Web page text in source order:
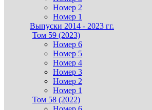
Номер 2
Номер 1
Выпуски 2014 - 2023 гг.
Том 59 (2023)
Номер 6
Номер 5
Номер 4
Номер 3
Номер 2
Номер 1
Том 58 (2022)